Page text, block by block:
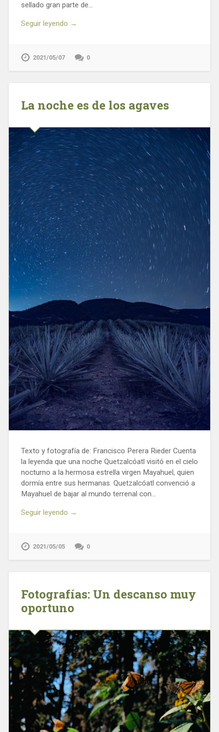
sellado gran parte de…
Seguir leyendo →
2021/05/07 0
La noche es de los agaves
Texto y fotografía de: Francisco Perera Rieder Cuenta
la leyenda que una noche Quetzalcóatl visitó en el cielo
nocturno a la hermosa estrella virgen Mayahuel, quien
dormía entre sus hermanas. Quetzalcóatl convenció a
Mayahuel de bajar al mundo terrenal con…
Seguir leyendo →
2021/05/05 0
Fotografías: Un descanso muy
oportuno